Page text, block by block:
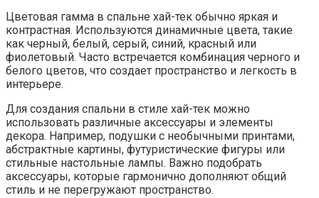
Цветовая гамма в спальне хай-тек обычно яркая и
контрастная. Используются динамичные цвета, такие
как черный, белый, серый, синий, красный или
фиолетовый. Часто встречается комбинация черного и
белого цветов, что создает пространство и легкость в
интерьере.
Для создания спальни в стиле хай-тек можно
использовать различные аксессуары и элементы
декора. Например, подушки с необычными принтами,
абстрактные картины, футуристические фигуры или
стильные настольные лампы. Важно подобрать
аксессуары, которые гармонично дополняют общий
стиль и не перегружают пространство.